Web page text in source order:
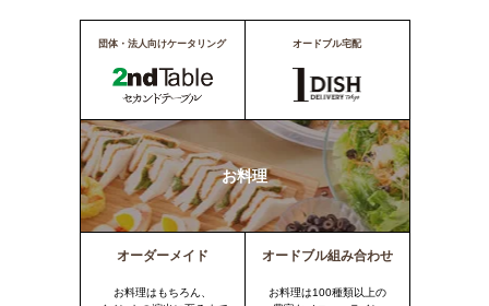
団体・法人向けケータリング オードブル宅配
お料理
オーダーメイド
お料理はもちろん、
オードブル組み合わせ
お料理は100種類以上の